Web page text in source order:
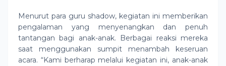
Menurut para guru shadow, kegiatan ini memberikan
pengalaman yang menyenangkan dan penuh
tantangan bagi anak-anak. Berbagai reaksi mereka
saat menggunakan sumpit menambah keseruan
acara. “Kami berharap melalui kegiatan ini, anak-anak